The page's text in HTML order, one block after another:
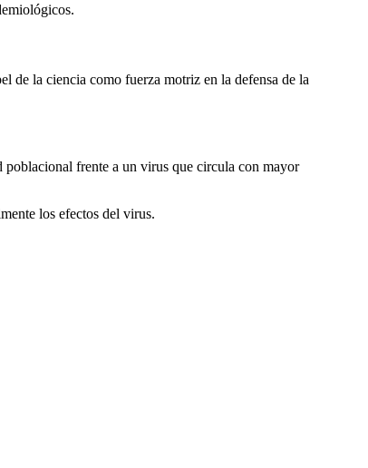
de la ciencia como fuerza motriz en la defensa de la
frente a un virus que circula con mayor
los efectos del virus.